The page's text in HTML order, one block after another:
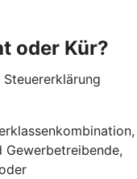
oder Kür?
Gewerbetreibende,